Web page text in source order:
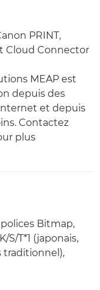
PRINT,
Cloud Connector
MEAP est
depuis des
et depuis
Contactez
plus
polices Bitmap,
S/T*1 (japonais,
traditionnel),